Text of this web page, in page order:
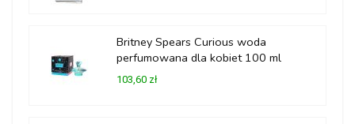
Britney Spears Curious woda
perfumowana dla kobiet 100 ml
103,60 zł